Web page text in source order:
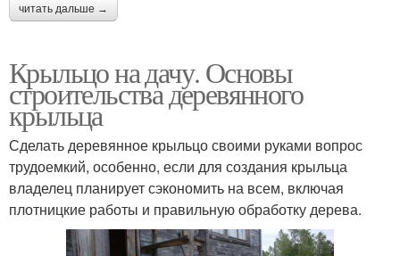
читать дальше →
Крыльцо на дачу. Основы
строительства деревянного
крыльца
Сделать деревянное крыльцо своими руками вопрос
трудоемкий, особенно, если для создания крыльца
владелец планирует сэкономить на всем, включая
плотницкие работы и правильную обработку дерева.